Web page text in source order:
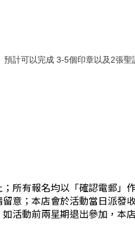
預計可以完成 3-5個印章以及2張聖
所有報名均以「確認電郵」
意；本店會於活動當日派發
活動前兩星期退出參加，